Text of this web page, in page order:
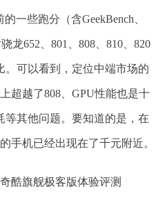
一些跑分（含GeekBench、
龙652、801、808、810、820
可以看到，定位中端市场的
超越了808、GPU性能也是十
其他问题。要知道的是，在
手机已经出现在了千元附近。